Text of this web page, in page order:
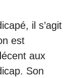
il s’agit
est
aux
Son